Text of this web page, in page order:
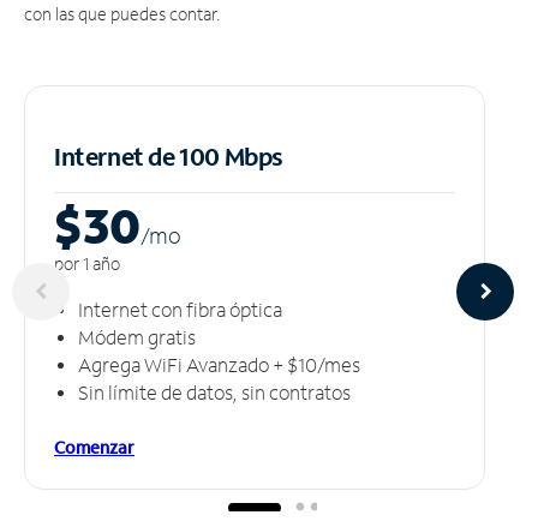
con las que puedes contar.
Internet de 100 Mbps
$30/mo
por 1 año
Internet con fibra óptica
Módem gratis
Agrega WiFi Avanzado + $10/mes
Sin límite de datos, sin contratos
Comenzar